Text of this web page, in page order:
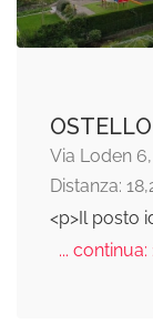
Via Loden
Distanza:
<p>Il posto
... continua: